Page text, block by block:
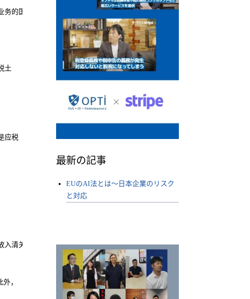
的国家。在向最终消费者提供服务的情况下，服务提供者经营的国家是应税
土
应税
清关程序，则海关程序结束时资产所在的国家是应税土地。
，
最新の記事
EUのAI法とは〜日本企業のリスク
と対応